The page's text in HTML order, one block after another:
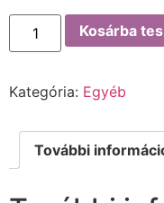
Kosárba
Kategória: Egyéb
További